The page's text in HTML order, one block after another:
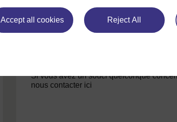
Accept all cookies Reject All
Si vous avez un souci quelconque
nous contacter ici